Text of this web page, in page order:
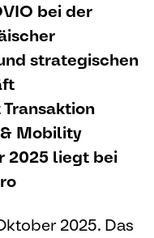
bei der
strategischen
Mobility
2025 liegt bei
2025. Das